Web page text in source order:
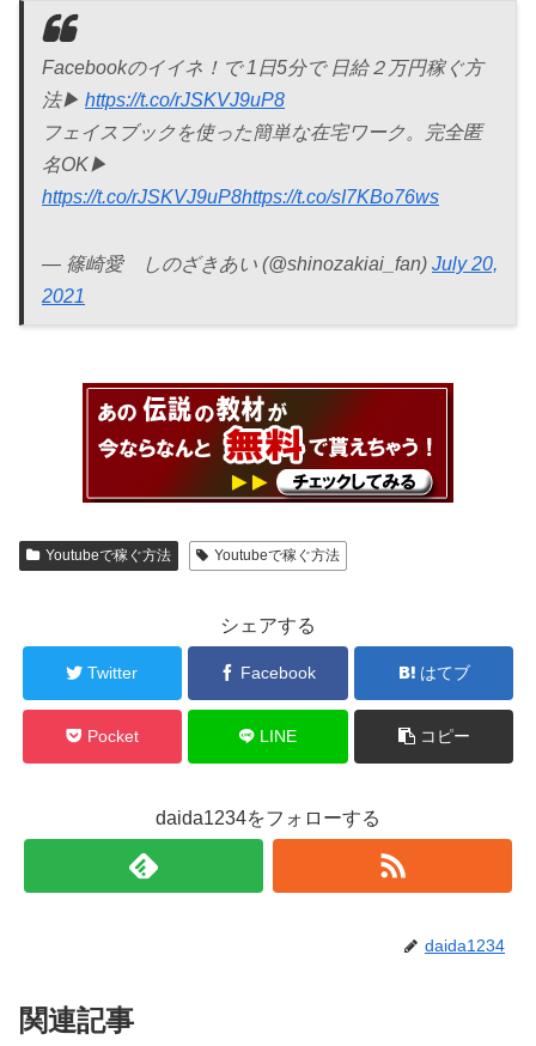
Facebookのイイネ！で 1日5分で 日給２万円稼ぐ方
法▶︎ https://t.co/rJSKVJ9uP8
フェイスブックを使った簡単な在宅ワーク。完全匿
名OK▶︎
https://t.co/rJSKVJ9uP8https://t.co/sI7KBo76ws
— 篠崎愛 しのざきあい (@shinozakiai_fan) July 20,
2021
Youtubeで稼ぐ方法 Youtubeで稼ぐ方法
シェアする
Twitter Facebook はてブ
Pocket LINE コピー
daida1234をフォローする
daida1234
関連記事